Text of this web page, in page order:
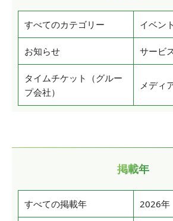
すべてのカテゴリー イベント
お知らせ サービ
タイムチケット（グルー
プ会社）
メディ
掲載年
すべての掲載年 2026年